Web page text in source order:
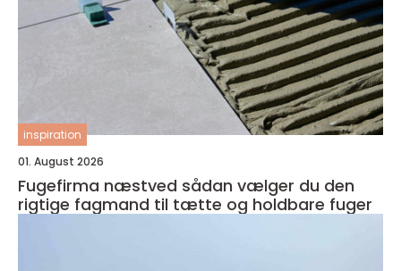
inspiration
01. August 2026
Fugefirma næstved sådan vælger du den
rigtige fagmand til tætte og holdbare fuger